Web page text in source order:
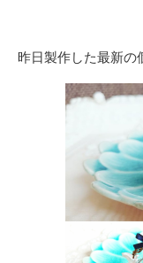
昨日製作した最新の